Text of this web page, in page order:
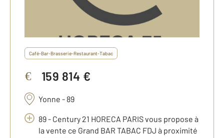
Café-Bar-Brasserie-Restaurant-Tabac
€ 159 814 €
Yonne - 89
89 - Century 21 HORECA PARIS vous propose à
la vente ce Grand BAR TABAC FDJ à proximité